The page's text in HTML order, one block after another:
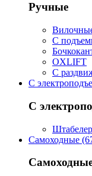
Ручные
С
OXLIFT
С
С
С
Самоходные